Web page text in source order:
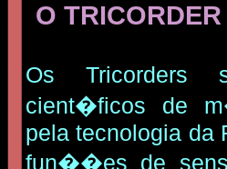
O
Os Tricorders
cient�ficos de
pela tecnologia da
fun��es de